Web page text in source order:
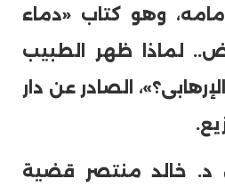
وهو كتاب «دماء
لماذا ظهر الطبيب
الصادر عن دار
د. خالد منتصر قضية